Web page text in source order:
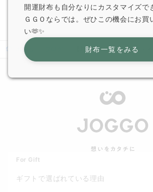
ホーム 【新発売！ギフトにオスス
For Gift
ギフトで選ばれている理由
開運財布も自分なりにカスタマイズで
ＧＧＯならでは。ぜひこの機会にお買
い🫶✨
財布一覧をみる